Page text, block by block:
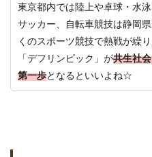
東京都内では陸上や卓球・水
サッカー、自転車競技は静岡
くのスポーツ競技で熱戦が繰
「デフリンピック」が共生社
第一歩となるといいよね☆